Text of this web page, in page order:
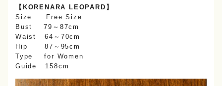
【KORENARA LEOPARD】
Size Free Size
Bust 79～87cm
Waist 64～70cm
Hip 87～95cm
Type for Women
Guide 158cm